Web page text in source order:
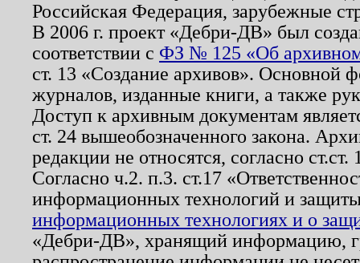
Российская Федерация, зарубежные
В 2006 г. проект «Дебри-ДВ» был
соответствии с ФЗ № 125 «Об
ст. 13 «Создание архивов». Основной
журналов, изданные книги, а также
Доступ к архивным документам
ст. 24 вышеобозначенного закона.
редакции не относятся, согласно
Согласно ч.2. п.3. ст.17
информационных технологий и
информационных технологиях и о
«Дебри-ДВ», хранящий информацию,